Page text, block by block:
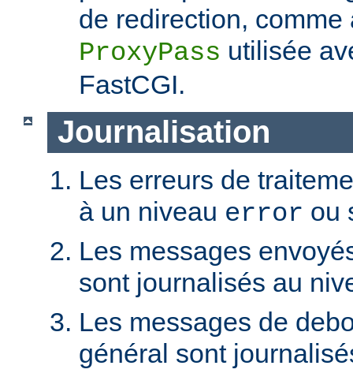
de redirection,
ProxyPass utilisée
FastCGI.
Journalisation
Les erreurs de
à un niveau error ou
Les messages
sont journalisés au
Les messages de
général sont